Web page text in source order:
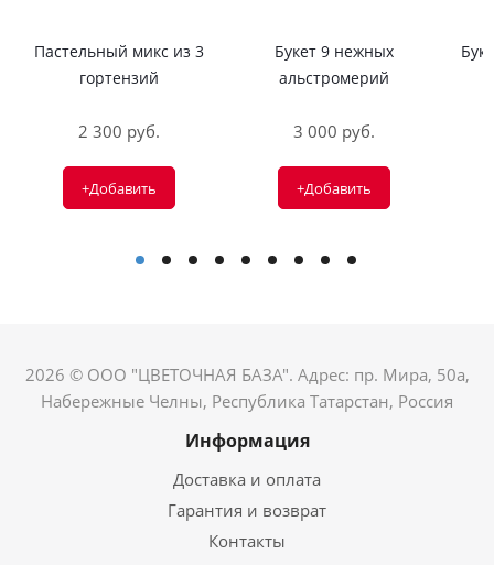
Пастельный микс из 3
гортензий
2 300 руб.
+Добавить
Букет 9 нежных
альстромерий
3 000 руб.
+Добавить
2026 © ООО "ЦВЕТОЧНАЯ БАЗА". Адрес: пр. Мира, 50а,
Набережные Челны, Республика Татарстан, Россия
Информация
Доставка и оплата
Гарантия и возврат
Контакты